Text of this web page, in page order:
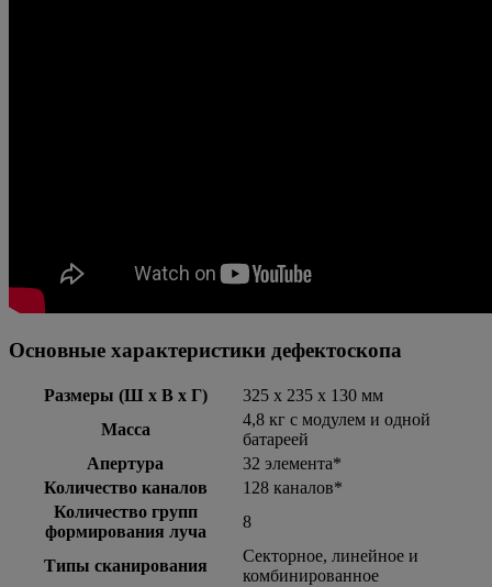
Основные характеристики дефектоскопа
Размеры (Ш x В x Г)
325 х 235 х 130 мм
Масса
4,8 кг с модулем и одной
батареей
Апертура
32 элемента*
Количество каналов
128 каналов*
Количество групп
формирования луча
8
Типы сканирования
Секторное, линейное и
комбинированное